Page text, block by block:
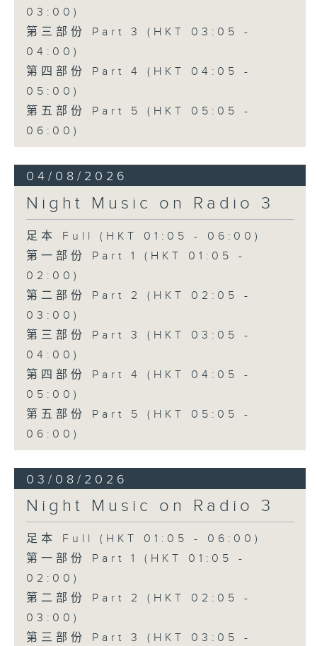
03:00)
第三部份 Part 3 (HKT 03:05 -
04:00)
第四部份 Part 4 (HKT 04:05 -
05:00)
第五部份 Part 5 (HKT 05:05 -
06:00)
04/08/2026
Night Music on Radio 3
足本 Full (HKT 01:05 - 06:00)
第一部份 Part 1 (HKT 01:05 -
02:00)
第二部份 Part 2 (HKT 02:05 -
03:00)
第三部份 Part 3 (HKT 03:05 -
04:00)
第四部份 Part 4 (HKT 04:05 -
05:00)
第五部份 Part 5 (HKT 05:05 -
06:00)
03/08/2026
Night Music on Radio 3
足本 Full (HKT 01:05 - 06:00)
第一部份 Part 1 (HKT 01:05 -
02:00)
第二部份 Part 2 (HKT 02:05 -
03:00)
第三部份 Part 3 (HKT 03:05 -